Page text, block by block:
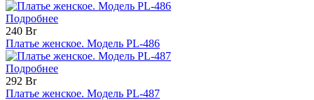
Подробнее
240 Br
Платье женское. Модель PL-486
Подробнее
292 Br
Платье женское. Модель PL-487